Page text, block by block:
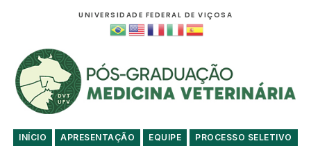
UNIVERSIDADE FEDERAL DE VIÇOSA
INÍCIO APRESENTAÇÃO EQUIPE
PROCESSO SELETIVO